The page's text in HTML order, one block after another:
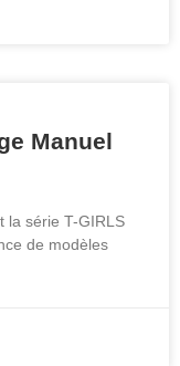
Manuel
la série T-GIRLS
de modèles